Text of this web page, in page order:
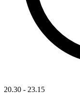
20.30 - 23.15